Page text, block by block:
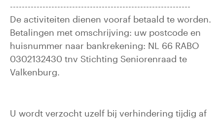
-------------------------------------------------------------
De activiteiten dienen vooraf betaald te worden.
Betalingen met omschrijving: uw postcode en
huisnummer naar bankrekening: NL 66 RABO
0302132430 tnv Stichting Seniorenraad te
Valkenburg.
U wordt verzocht uzelf bij verhindering tijdig af